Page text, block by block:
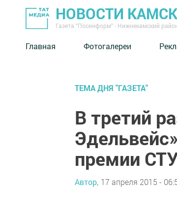
НОВОСТИ
Газета "Посинформ" - Нижнекамский
Главная Фотогалереи
ТЕМА ДНЯ "ГАЗЕТА"
В третий
премии
Автор, 17 апреля 2015 -